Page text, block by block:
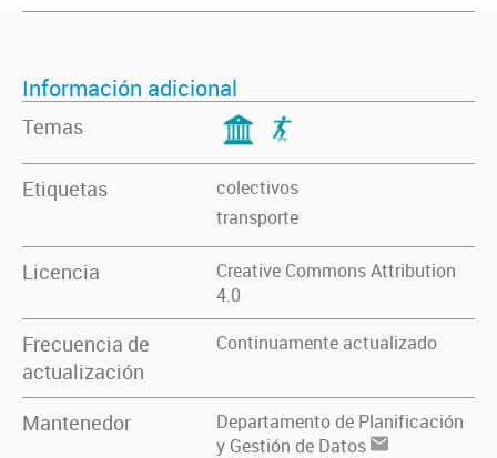
Información adicional
Temas
Etiquetas
colectivos
transporte
Licencia
Creative Commons Attribution
4.0
Frecuencia de
actualización
Continuamente actualizado
Mantenedor
Departamento de Planificación
y Gestión de Datos